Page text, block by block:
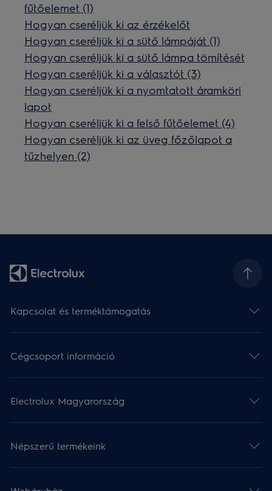
fűtőelemet (1)
Hogyan cseréljük ki az érzékelőt
Hogyan cseréljük ki a sütő lámpáját (1)
Hogyan cseréljük ki a sütő lámpa tömítését
Hogyan cseréljük ki a választót (3)
Hogyan cseréljük ki a nyomtatott áramköri
lapot
Hogyan cseréljük ki a felső fűtőelemet (4)
Hogyan cseréljük ki az üveg főzőlapot a
tűzhelyen (2)
Kapcsolat és terméktámogatás
Cégcsoport információ
Electrolux Magyarország
Népszerű termékeink